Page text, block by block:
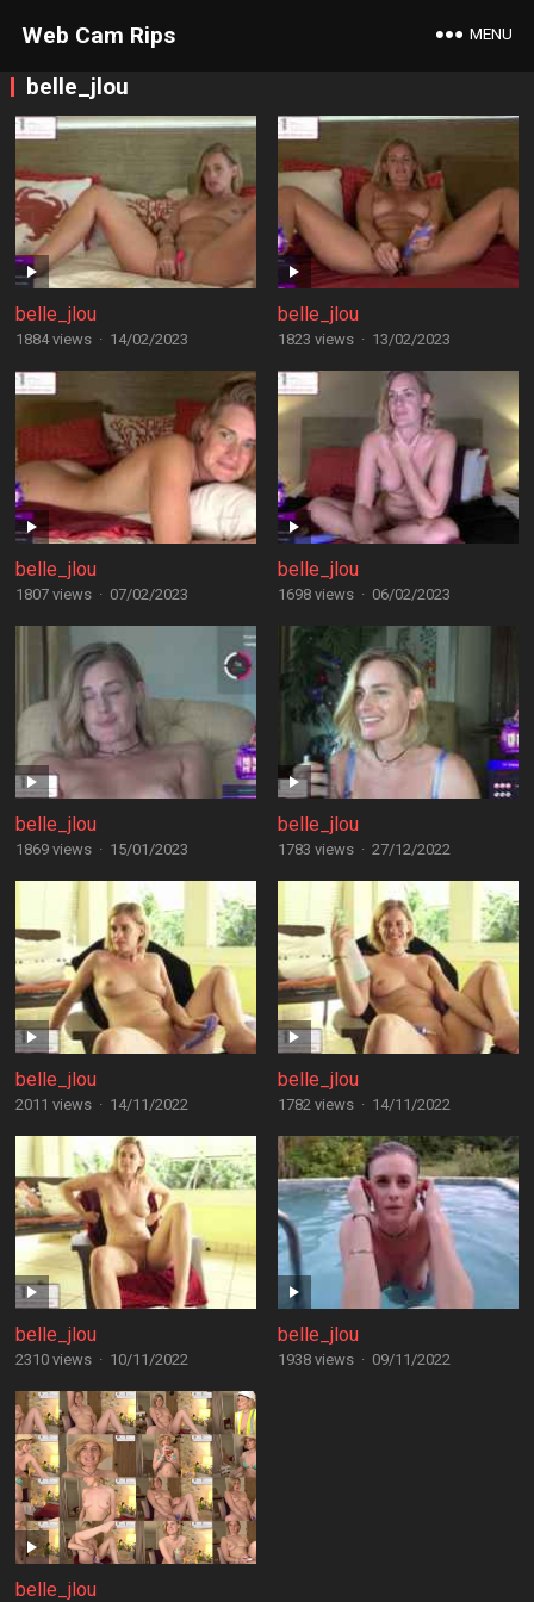
Web Cam Rips MENU
belle_jlou
belle_jlou
1884 views · 14/02/2023
belle_jlou
1823 views · 13/02/2023
belle_jlou
1807 views · 07/02/2023
belle_jlou
1698 views · 06/02/2023
belle_jlou
1869 views · 15/01/2023
belle_jlou
1783 views · 27/12/2022
belle_jlou
2011 views · 14/11/2022
belle_jlou
1782 views · 14/11/2022
belle_jlou
2310 views · 10/11/2022
belle_jlou
1938 views · 09/11/2022
belle_jlou